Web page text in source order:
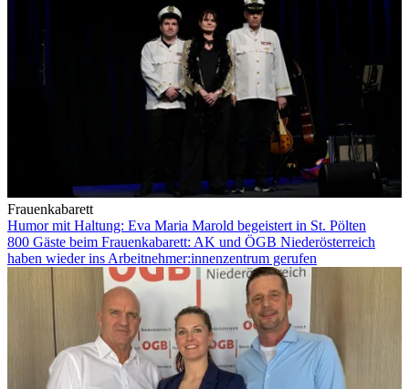
Frauenkabarett
Humor mit Haltung: Eva Maria Marold begeistert in St. Pölten
800 Gäste beim Frauenkabarett: AK und ÖGB Niederösterreich
haben wieder ins Arbeitnehmer:innenzentrum gerufen